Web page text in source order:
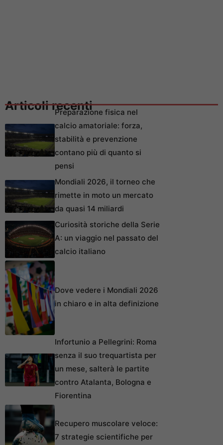
Articoli recentiPreparazione fisica nel
calcio amatoriale: forza,
stabilità e prevenzione
contano più di quanto si
pensi
Mondiali 2026, il torneo che
rimette in moto un mercato
da quasi 14 miliardi
Curiosità storiche della Serie
A: un viaggio nel passato del
calcio italiano
Dove vedere i Mondiali 2026
in chiaro e in alta definizione
Infortunio a Pellegrini: Roma
senza il suo trequartista per
un mese, salterà le partite
contro Atalanta, Bologna e
Fiorentina
Recupero muscolare veloce:
7 strategie scientifiche per